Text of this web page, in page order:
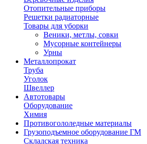
Отопительные приборы
Решетки радиаторные
Товары для уборки
Веники, метлы, совки
Мусорные контейнеры
Урны
Металлопрокат
Труба
Уголок
Швеллер
Автотовары
Оборудование
Химия
Противогололедные материалы
Грузоподъемное оборудование ГМ
Складская техника